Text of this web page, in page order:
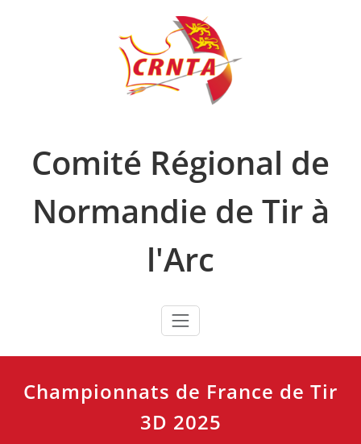
Comité Régional de
Normandie de Tir à
l'Arc
Championnats de France de Tir
3D 2025